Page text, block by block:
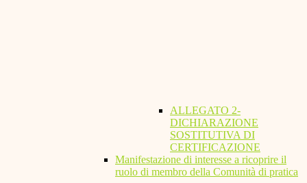
ALLEGATO 2-
DICHIARAZIONE
SOSTITUTIVA DI
CERTIFICAZIONE
Manifestazione di interesse a ricoprire il
ruolo di membro della Comunità di pratica